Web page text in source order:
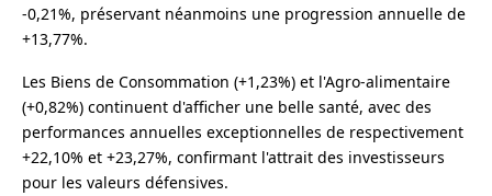
-0,21%, préservant néanmoins une progression annuelle de
+13,77%.
Les Biens de Consommation (+1,23%) et l'Agro-alimentaire
(+0,82%) continuent d'afficher une belle santé, avec des
performances annuelles exceptionnelles de respectivement
+22,10% et +23,27%, confirmant l'attrait des investisseurs
pour les valeurs défensives.